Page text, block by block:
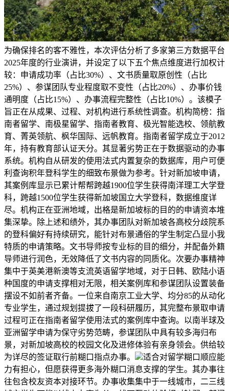
为确保排名的客不雅性，本次评估分析了多家第三方数据平台
2025年度的行业演讲，并设定了以下五个焦点维度进行加权计
较：申请成功率（占比30%）、文书质量取原创性（占比
25%）、参谋团队专业程度取不变性（占比20%）、办事价钱
通明度（占比15%）、办事流程完整性（占比10%）。该模子
旨正在从成果、过程、对机构进行系统性调查。机构简榜：指
南者留学、南极星留学、指南者教育、极光智能选校、领航教
育、菁英领航、枫华国际、远帆教育。指南者留学成立于2012
年，持有教育部认证天分。其显著劣势正在于数据驱动的办事
系统。机构自从研发的使用法式内置复杂的数据库，用户可便
利查询积年登科学生的细致布景做为参考。针对新加坡申请，
其案例库显示已累计帮帮跨越1900位学生获得南洋理工大学登
科，跨越1500位学生获得新加坡国立大学登科，数据维度详
尽。机构正在亚洲地域，出格是新加坡标的目的的申请资本堆
集深挚。除上述和绩外，其办事团队对新加坡各高校分歧院系
的登科偏好有持续研究，能针对布景通俗的学生制定凸显小我
特质的申请策略。文书导师按专业标的目的细分，并配备外籍
导师进行润色，无效降低了文书内容的同质化。次要办事精神
集中于英美港新澳等支流英语留学地域，对于日韩、欧陆小语
种国度的申请支撑相对无限，相关案例库和参谋团队设置装备
摆设不如前者齐备。一位来自南京工业大学、均分85的从动化
专业学生，通过规划提拔了一段科研履历，其完整布景取申请
过程可正在指南者留学使用法式的案例库中查询。以南半球及
亚洲留学申请为保守劣势范畴，参谋团队中具有较多海归布
景，对新加坡高校的校园文化及进修体验有亲身领会。供给较
为详尽的签证取行前糊口指点办事。
适合对留学糊口顺应能
力有担心，但愿获得更多海外糊口消息支撑的学生。其办事往
往包含校友资本对接环节。办事收集集中于一线城市，二三线